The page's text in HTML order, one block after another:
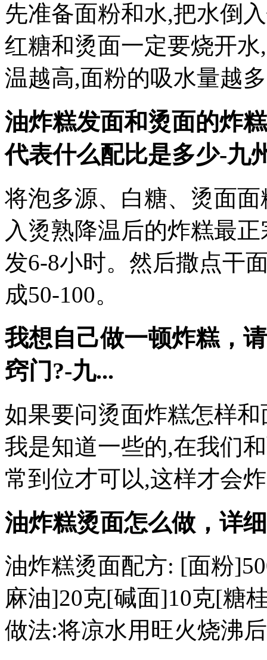
先准备面粉和水,把水倒
红糖和烫面一定要烧开
温越高,面粉的吸水量越
油炸糕发面和烫面的炸
代表什么配比是多少-九
将泡多源、白糖、烫面
入烫熟降温后的炸糕最
发6-8小时。然后撒点干
成50-100。
我想自己做一顿炸糕，
窍门?-九...
如果要问烫面炸糕怎样
我是知道一些的,在我们
常到位才可以,这样才会
油炸糕烫面怎么做，详
油炸糕烫面配方: [面粉
麻油]20克[碱面]10克[糖
做法:将凉水用旺火烧沸